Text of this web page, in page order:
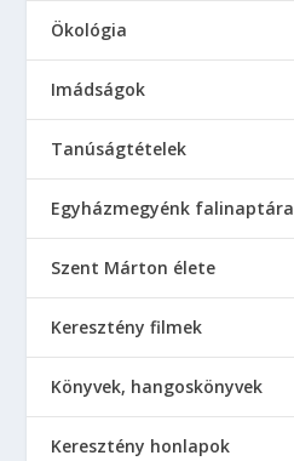
Ökológia
Imádságok
Tanúságtételek
Egyházmegyénk falinaptára
Szent Márton élete
Keresztény filmek
Könyvek, hangoskönyvek
Keresztény honlapok